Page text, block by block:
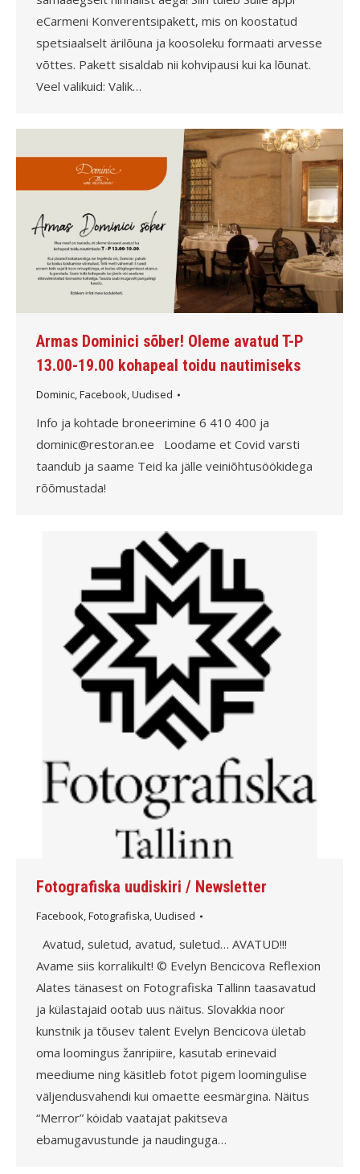
eCarmeni Konverentsipakett, mis on koostatud
spetsiaalselt ärilõuna ja koosoleku formaati arvesse
võttes. Pakett sisaldab nii kohvipausi kui ka lõunat.
Veel valikuid: Valik…
Armas Dominici sõber! Oleme avatud T-P
13.00-19.00 kohapeal toidu nautimiseks
Dominic,Facebook,Uudised
Info ja kohtade broneerimine 6 410 400 ja
dominic@restoran.ee Loodame et Covid varsti
taandub ja saame Teid ka jälle veiniõhtusöökidega
rõõmustada!
Fotografiska uudiskiri / Newsletter
Facebook,Fotografiska,Uudised
Avatud, suletud, avatud, suletud… AVATUD!!!
Avame siis korralikult! © Evelyn Bencicova Reflexion
Alates tänasest on Fotografiska Tallinn taasavatud
ja külastajaid ootab uus näitus. Slovakkia noor
kunstnik ja tõusev talent Evelyn Bencicova ületab
oma loomingus žanripiire, kasutab erinevaid
meediume ning käsitleb fotot pigem loomingulise
väljendusvahendi kui omaette eesmärgina. Näitus
“Merror” köidab vaatajat pakitseva
ebamugavustunde ja naudinguga…